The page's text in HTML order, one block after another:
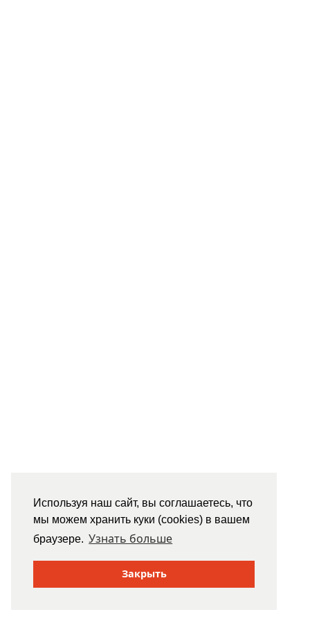
Используя наш сайт, вы соглашаетесь, что
мы можем хранить куки (cookies) в вашем
браузере. Узнать больше
Закрыть